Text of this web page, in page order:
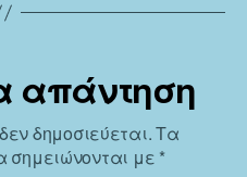
απάντηση
δημοσιεύεται.Τα
σημειώνονται με *